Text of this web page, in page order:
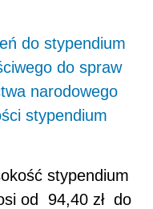
do stypendium
do spraw
narodowego
stypendium
stypendium
od 94,40 zł do